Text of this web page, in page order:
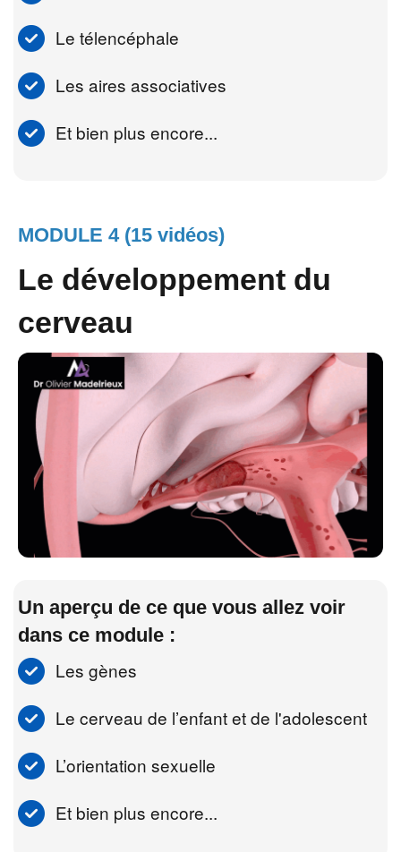
Le télencéphale
Les aires associatives
Et bien plus encore...
MODULE 4 (15 vidéos)
Le développement du
cerveau
Un aperçu de ce que vous allez voir
dans ce module :
Les gènes
Le cerveau de l’enfant et de l'adolescent
L’orientation sexuelle
Et bien plus encore...